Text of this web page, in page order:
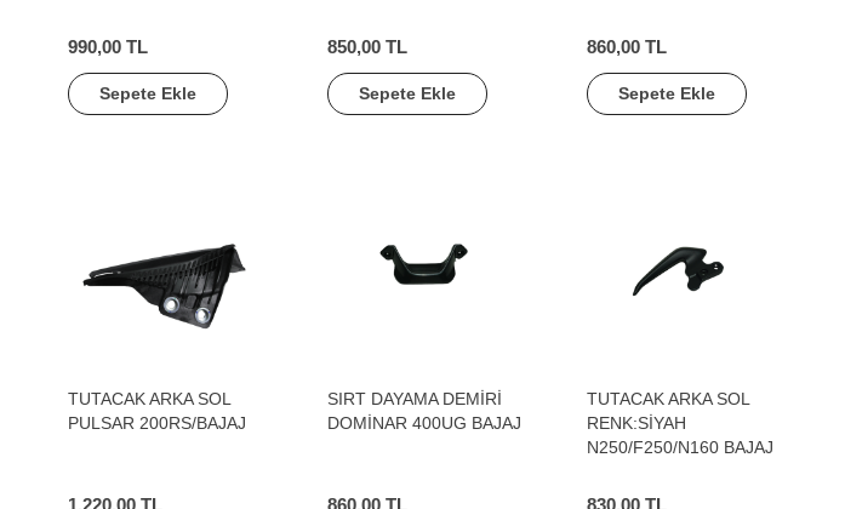
990,00 TL
Sepete Ekle
850,00 TL
Sepete Ekle
860,00 TL
Sepete Ekle
TUTACAK ARKA SOL
PULSAR 200RS/BAJAJ
1.220,00 TL
SIRT DAYAMA DEMİRİ
DOMİNAR 400UG BAJAJ
860,00 TL
TUTACAK ARKA SOL
RENK:SİYAH
N250/F250/N160 BAJAJ
830,00 TL